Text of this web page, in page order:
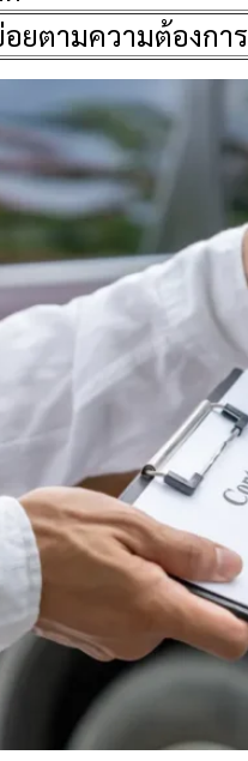
ยตามความต้องการ